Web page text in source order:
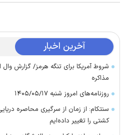
آخرین اخبار
شروط آمریکا برای تنگه هرمز/ گزارش وال
مذاکره
روزنامه‌های امروز شنبه ۱۴۰۵/۰۵/۱۷
کشتی را تغییر داده‌ایم